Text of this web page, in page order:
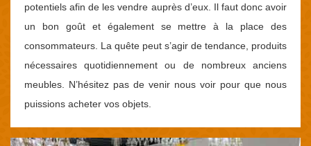
potentiels afin de les vendre auprès d’eux. Il faut donc avoir
un bon goût et également se mettre à la place des
consommateurs. La quête peut s’agir de tendance, produits
nécessaires quotidiennement ou de nombreux anciens
meubles. N’hésitez pas de venir nous voir pour que nous
puissions acheter vos objets.